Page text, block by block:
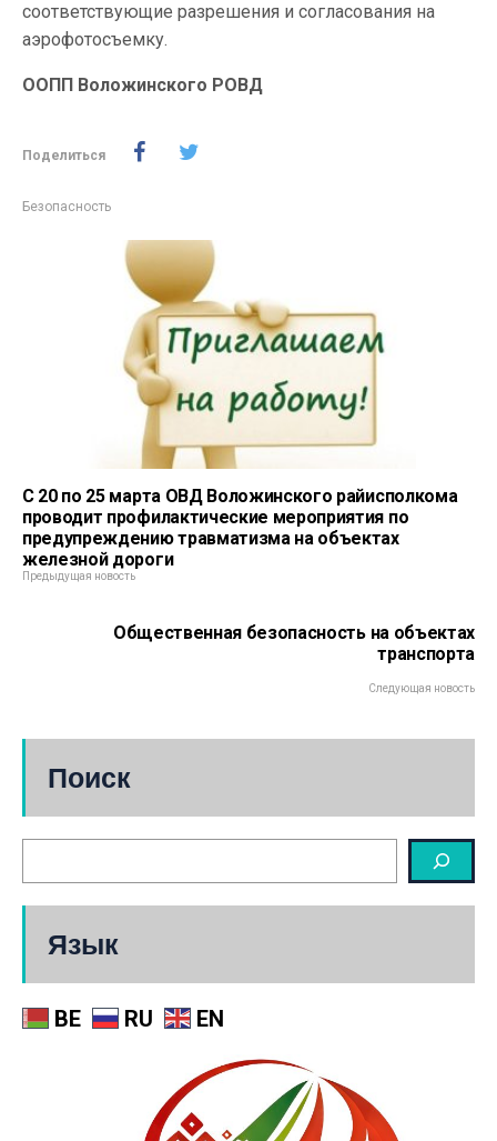
соответствующие разрешения и согласования на
аэрофотосъемку.
ООПП Воложинского РОВД
Поделиться
Безопасность
С 20 по 25 марта ОВД Воложинского райисполкома
проводит профилактические мероприятия по
предупреждению травматизма на объектах
железной дороги
Предыдущая новость
Общественная безопасность на объектах
транспорта
Следующая новость
Поиск
Язык
BE RU EN